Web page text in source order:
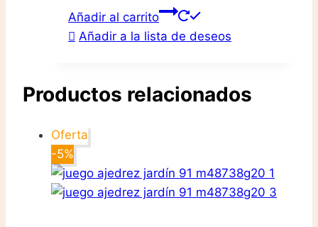
Añadir al carrito
Añadir a la lista de deseos
Productos relacionados
Oferta
-5%